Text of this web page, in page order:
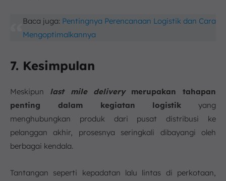
Baca juga: Pentingnya Perencanaan Logistik dan Cara
Mengoptimalkannya
7. Kesimpulan
Meskipun last mile delivery
merupakan tahapan
penting dalam kegiatan logistik yang
menghubungkan produk dari pusat distribusi ke
pelanggan akhir, prosesnya seringkali dibayangi oleh
berbagai kendala.
Tantangan seperti kepadatan lalu lintas di perkotaan,